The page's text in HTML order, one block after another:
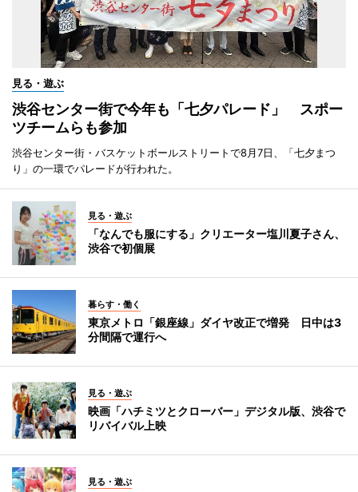
見る・遊ぶ
渋谷センター街で今年も「七夕パレード」 スポー
ツチームらも参加
渋谷センター街・バスケットボールストリートで8月7日、「七夕まつ
り」の一環でパレードが行われた。
見る・遊ぶ
「なんでも服にする」クリエーター塩川夏子さん、
渋谷で初個展
暮らす・働く
東京メトロ「銀座線」ダイヤ改正で増発 日中は3
分間隔で運行へ
見る・遊ぶ
映画「ハチミツとクローバー」デジタル版、渋谷で
リバイバル上映
見る・遊ぶ